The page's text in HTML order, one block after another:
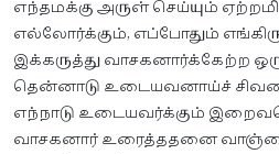
எந்தமக்கு அருள் செய்யும்
எல்லோர்க்கும், எப்போதும்
இக்கருத்து வாசகனார்க்கேற்ற
தென்னாடு உடையவனாய்ச்
எந்நாடு உடையவர்க்கும்
வாசகனார் உரைத்ததனை